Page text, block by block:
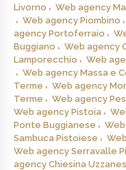
Livorno
Web agency
Web agency Piombino
agency Portoferraio
Buggiano
Web agency
Lamporecchio
Web
Web agency Massa e
Terme
Web agency
Terme
Web agency
Web agency Pistoia
Ponte Buggianese
Sambuca Pistoiese
Web agency Serravalle
agency Chiesina